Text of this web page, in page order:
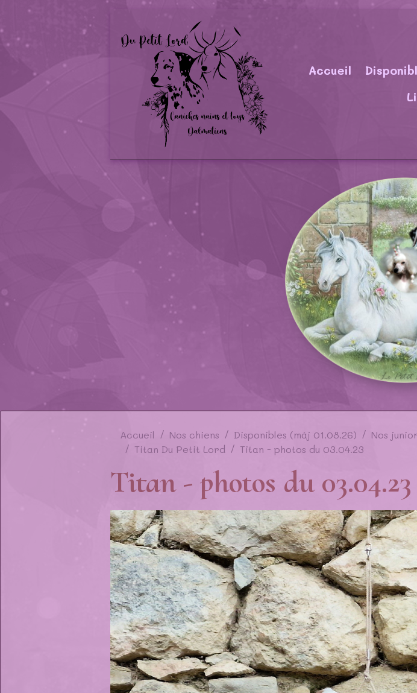
Accueil
Accueil Nos chiens Disponibles (màj 01.08.26) Nos
Titan Du Petit Lord
Titan - photos du 03.04.23
Titan - photos du 03.04.23